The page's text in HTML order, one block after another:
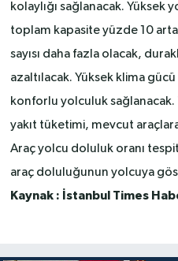
kolaylığı sağlanacak. Yüksek
toplam kapasite yüzde 10
sayısı daha fazla olacak,
azaltılacak. Yüksek klima
konforlu yolculuk sağlanacak.
yakıt tüketimi, mevcut
Araç yolcu doluluk oranı
araç doluluğunun yolcuya
Kaynak : İstanbul Times